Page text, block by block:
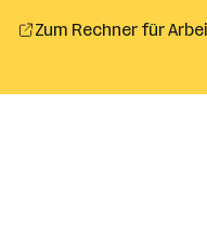
Zum Rechner für